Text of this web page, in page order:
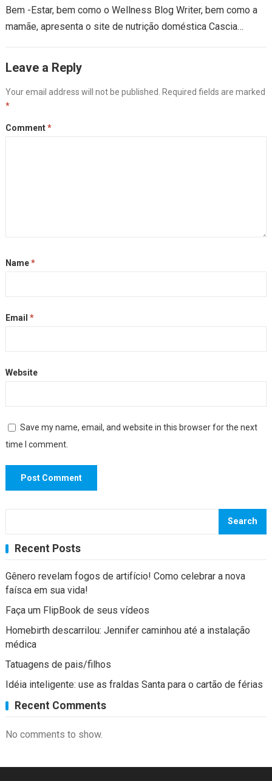
Bem -Estar, bem como o Wellness Blog Writer, bem como a
mamãe, apresenta o site de nutrição doméstica Cascia
Leave a Reply
Your email address will not be published.
Required fields are marked
*
Comment*
Name*
Email *
Website
Save my name, email, and website in this browser for the next
time I comment.
Search
Recent Posts
Gênero revelam fogos de artifício! Como celebrar a nova
faísca em sua vida!
Faça um FlipBook de seus vídeos
Homebirth descarrilou: Jennifer caminhou até a instalação
médica
Tatuagens de pais/filhos
Idéia inteligente: use as fraldas Santa para o cartão de férias
Recent Comments
No comments to show.